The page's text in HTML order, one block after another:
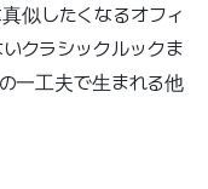
似したくなるオフィ
クラシックルックま
一工夫で生まれる他